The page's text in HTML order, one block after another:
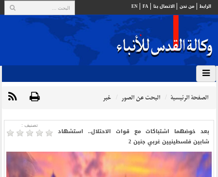
الرابط من نحن الاتصال بنا FA
EN
الصفحة الرئيسية البحث عن الصور خبر
تصنیف :
بعد خوضهما اشتباكات مع قوات الاحتلال.. استشهاد
شابين فلسطينيين غربي جنين 2